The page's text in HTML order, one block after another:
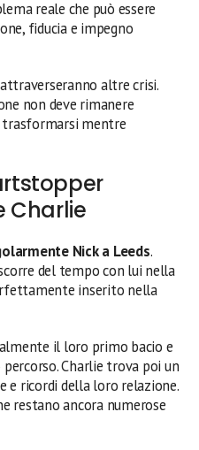
reale che può essere
fiducia e impegno
altre crisi.
non deve rimanere
trasformarsi mentre
Charlie
Nick a Leeds.
del tempo con lui nella
inserito nella
il loro primo bacio e
Charlie trova poi un
ricordi della loro relazione.
restano ancora numerose